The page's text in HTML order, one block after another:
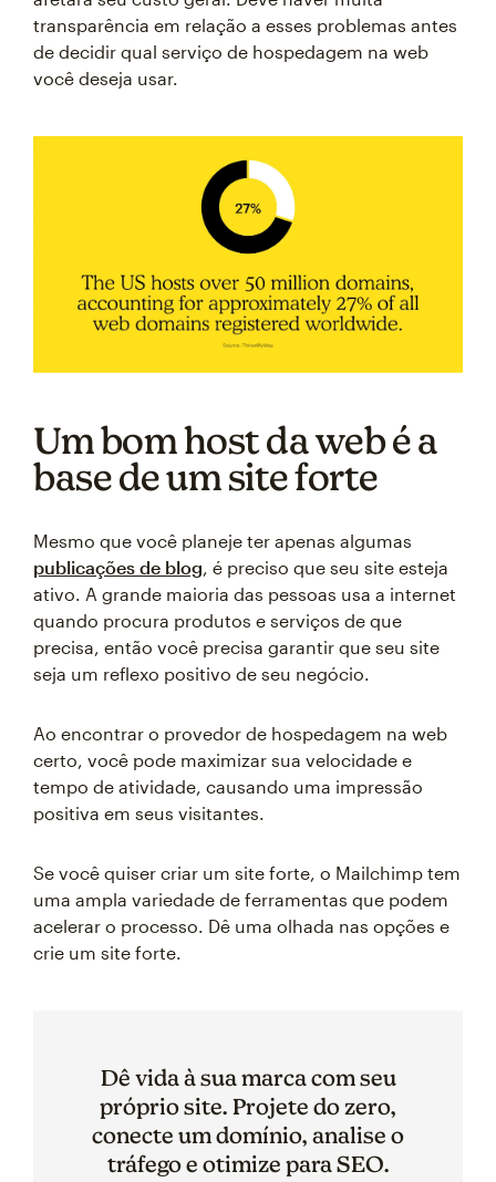
transparência em relação a esses problemas antes
de decidir qual serviço de hospedagem na web
você deseja usar.
Um bom host da web é a
base de um site forte
Mesmo que você planeje ter apenas algumas
publicações de blog , é preciso que seu site esteja
ativo. A grande maioria das pessoas usa a internet
quando procura produtos e serviços de que
precisa, então você precisa garantir que seu site
seja um reflexo positivo de seu negócio.
Ao encontrar o provedor de hospedagem na web
certo, você pode maximizar sua velocidade e
tempo de atividade, causando uma impressão
positiva em seus visitantes.
Se você quiser criar um site forte, o Mailchimp tem
uma ampla variedade de ferramentas que podem
acelerar o processo. Dê uma olhada nas opções e
crie um site forte.
Dê vida à sua marca com seu
próprio site. Projete do zero,
conecte um domínio, analise o
tráfego e otimize para SEO.